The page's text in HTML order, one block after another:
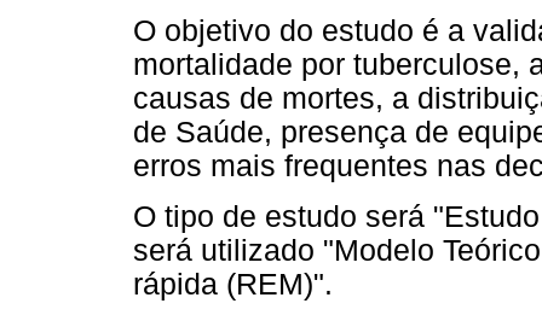
O objetivo do estudo é a
mortalidade por tuberculose,
causas de mortes, a
de Saúde, presença de
erros mais frequentes nas
O tipo de estudo será
será utilizado "Modelo
rápida (REM)".